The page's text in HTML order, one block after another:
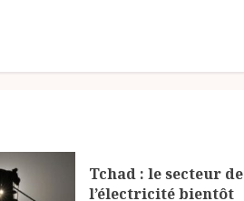
Tchad : le secteur de
l’électricité bientôt